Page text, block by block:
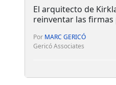
El arquitecto de
reinventar las
Por MARC GERICÓ
Gericó Associates